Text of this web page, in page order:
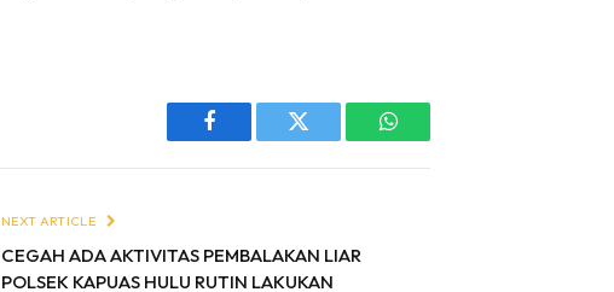
Facebook Twitter WhatsApp
NEXT ARTICLE
CEGAH ADA AKTIVITAS PEMBALAKAN LIAR
POLSEK KAPUAS HULU RUTIN LAKUKAN